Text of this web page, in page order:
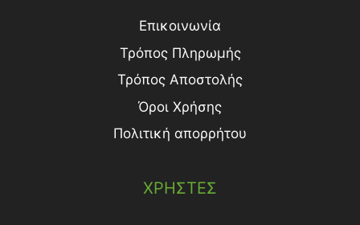
Επικοινωνία
Τρόπος Πληρωμής
Τρόπος Aποστολής
Όροι Χρήσης
Πολιτική απορρήτου
ΧΡΗΣΤΕΣ